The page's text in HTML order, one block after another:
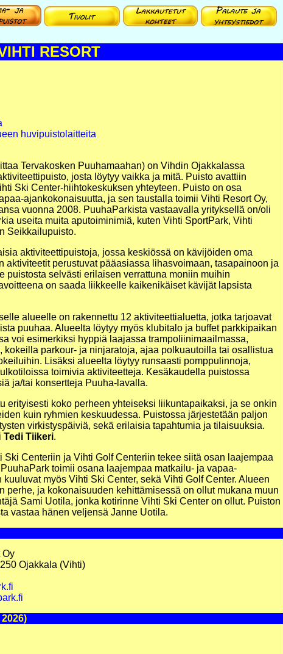
RESORT
huvipuistolaitteita
Tervakosken Puuhamaahan) on Vihdin Ojakkalassa
josta löytyy vaikka ja mitä. Puisto avattiin
Ski Center-hiihtokeskuksen yhteyteen. Puisto on osa
ajankokonaisuutta, ja sen taustalla toimii Vihti Resort Oy,
vuonna 2008. PuuhaParkista vastaavalla yrityksellä on/oli
useita muita aputoiminimiä, kuten Vihti SportPark, Vihti
Seikkailupuisto.
aktiviteettipuistoja, jossa keskiössä on kävijöiden oma
aktiviteetit perustuvat pääasiassa lihasvoimaan, tasapainoon ja
puistosta selvästi erilaisen verrattuna moniin muihin
on saada liikkeelle kaikenikäiset kävijät lapsista
alueelle on rakennettu 12 aktiviteettialuetta, jotka tarjoavat
puuhaa. Alueelta löytyy myös klubitalo ja buffet parkkipaikan
voi esimerkiksi hyppiä laajassa trampoliinimaailmassa,
kokeilla parkour- ja ninjaratoja, ajaa polkuautoilla tai osallistua
Lisäksi alueelta löytyy runsaasti pomppulinnoja,
toimivia aktiviteetteja. Kesäkaudella puistossa
ja/tai konsertteja Puuha-lavalla.
erityisesti koko perheen yhteiseksi liikuntapaikaksi, ja se onkin
kuin ryhmien keskuudessa. Puistossa järjestetään paljon
virkistyspäiviä, sekä erilaisia tapahtumia ja tilaisuuksia.
Tedi Tiikeri.
Ski Centeriin ja Vihti Golf Centeriin tekee siitä osan laajempaa
toimii osana laajempaa matkailu- ja vapaa-
myös Vihti Ski Center, sekä Vihti Golf Center. Alueen
perhe, ja kokonaisuuden kehittämisessä on ollut mukana muun
Sami Uotila, jonka kotirinne Vihti Ski Center on ollut. Puiston
vastaa hänen veljensä Janne Uotila.
Oy
Ojakkala (Vihti)